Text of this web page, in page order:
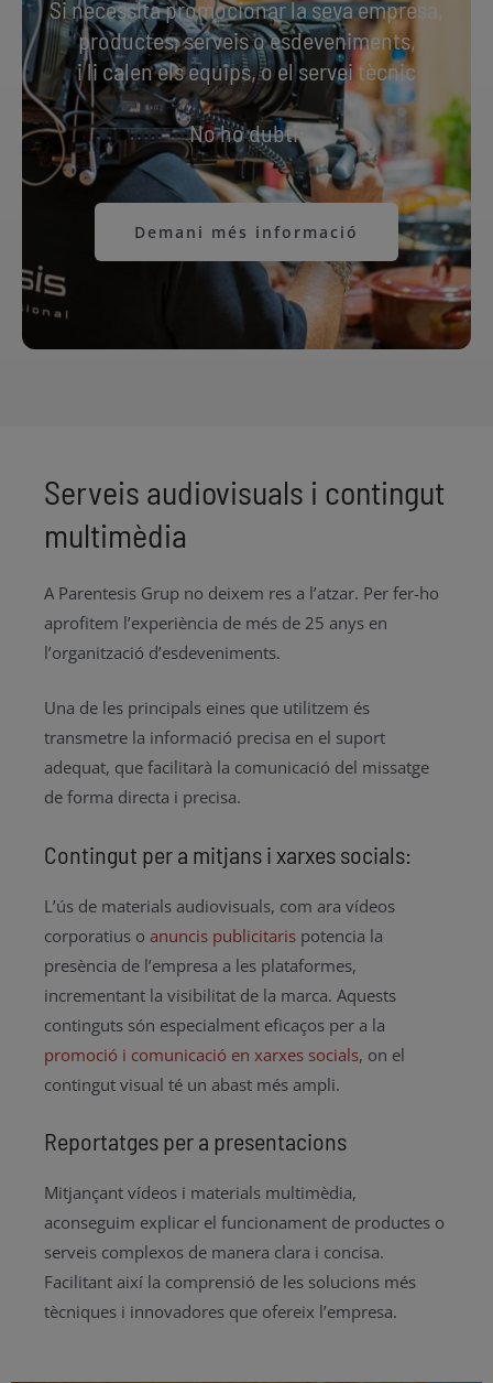
Si necessita promocionar la seva empresa,
productes, serveis o esdeveniments,
i li calen els equips, o el servei tècnic
No ho dubti:
Demani més informació
Serveis audiovisuals i contingut
multimèdia
A Parentesis Grup no deixem res a l’atzar. Per fer-ho
aprofitem l’experiència de més de 25 anys en
l’organització d’esdeveniments.
Una de les principals eines que utilitzem és
transmetre la informació precisa en el suport
adequat, que facilitarà la comunicació del missatge
de forma directa i precisa.
Contingut per a mitjans i xarxes socials:
L’ús de materials audiovisuals, com ara vídeos
corporatius o anuncis publicitaris potencia la
presència de l’empresa a les plataformes,
incrementant la visibilitat de la marca. Aquests
continguts són especialment eficaços per a la
promoció i comunicació en xarxes socials, on el
contingut visual té un abast més ampli.
Reportatges per a presentacions
Mitjançant vídeos i materials multimèdia,
aconseguim explicar el funcionament de productes o
serveis complexos de manera clara i concisa.
Facilitant així la comprensió de les solucions més
tècniques i innovadores que ofereix l’empresa.